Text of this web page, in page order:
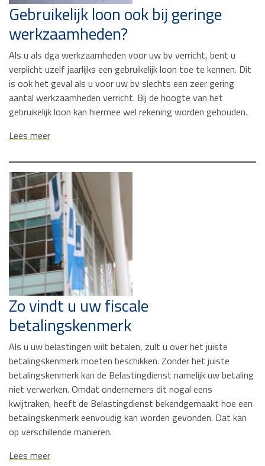
Gebruikelijk loon ook bij geringe
werkzaamheden?
Als u als dga werkzaamheden voor uw bv verricht, bent u
verplicht uzelf jaarlijks een gebruikelijk loon toe te kennen. Dit
is ook het geval als u voor uw bv slechts een zeer gering
aantal werkzaamheden verricht. Bij de hoogte van het
gebruikelijk loon kan hiermee wel rekening worden gehouden.
Lees meer
Zo vindt u uw fiscale
betalingskenmerk
Als u uw belastingen wilt betalen, zult u over het juiste
betalingskenmerk moeten beschikken. Zonder het juiste
betalingskenmerk kan de Belastingdienst namelijk uw betaling
niet verwerken. Omdat ondernemers dit nogal eens
kwijtraken, heeft de Belastingdienst bekendgemaakt hoe een
betalingskenmerk eenvoudig kan worden gevonden. Dat kan
op verschillende manieren.
Lees meer